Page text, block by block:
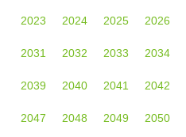
2023 2024 2025 2026
2031 2032 2033 2034
2039 2040 2041 2042
2047 2048 2049 2050